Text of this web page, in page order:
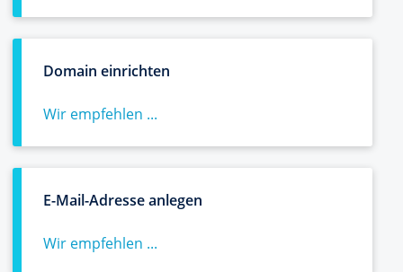
Domain einrichten
Wir empfehlen ...
E-Mail-Adresse anlegen
Wir empfehlen ...